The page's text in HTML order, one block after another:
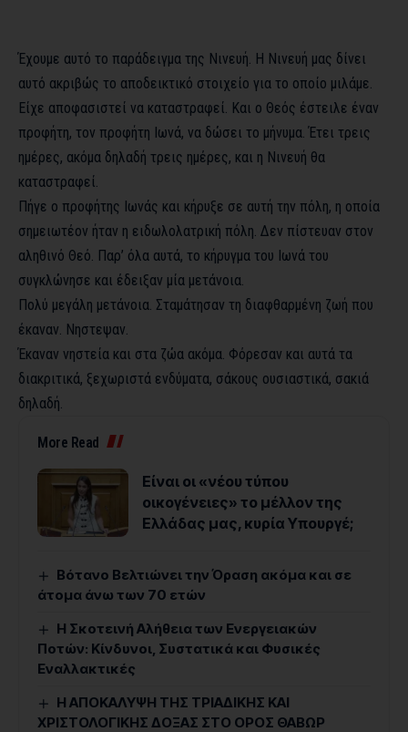
Έχουμε αυτό το παράδειγμα της Νινευή. Η Νινευή μας δίνει
αυτό ακριβώς το αποδεικτικό στοιχείο για το οποίο μιλάμε.
Είχε αποφασιστεί να καταστραφεί. Και ο Θεός έστειλε έναν
προφήτη, τον προφήτη Ιωνά, να δώσει το μήνυμα. Έτει τρεις
ημέρες, ακόμα δηλαδή τρεις ημέρες, και η Νινευή θα
καταστραφεί.
Πήγε ο προφήτης Ιωνάς και κήρυξε σε αυτή την πόλη, η οποία
σημειωτέον ήταν η ειδωλολατρική πόλη. Δεν πίστευαν στον
αληθινό Θεό. Παρ’ όλα αυτά, το κήρυγμα του Ιωνά του
συγκλώνησε και έδειξαν μία μετάνοια.
Πολύ μεγάλη μετάνοια. Σταμάτησαν τη διαφθαρμένη ζωή που
έκαναν. Νηστεψαν.
Έκαναν νηστεία και στα ζώα ακόμα. Φόρεσαν και αυτά τα
διακριτικά, ξεχωριστά ενδύματα, σάκους ουσιαστικά, σακιά
δηλαδή.
More Read
Είναι οι «νέου τύπου
οικογένειες» το μέλλον της
Ελλάδας μας, κυρία Υπουργέ;
Βότανο Βελτιώνει την Όραση ακόμα και σε
άτομα άνω των 70 ετών
Η Σκοτεινή Αλήθεια των Ενεργειακών
Ποτών: Κίνδυνοι, Συστατικά και Φυσικές
Εναλλακτικές
Η ΑΠΟΚΑΛΥΨΗ ΤΗΣ ΤΡΙΑΔΙΚΗΣ ΚΑΙ
ΧΡΙΣΤΟΛΟΓΙΚΗΣ ΔΟΞΑΣ ΣΤΟ ΟΡΟΣ ΘΑΒΩΡ